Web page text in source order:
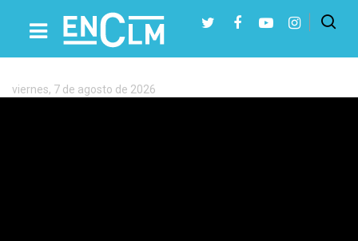
Etiqueta:
Algeciras
Presiona Intro para buscar o ESC para cerrar
viernes, 7 de agosto de 2026